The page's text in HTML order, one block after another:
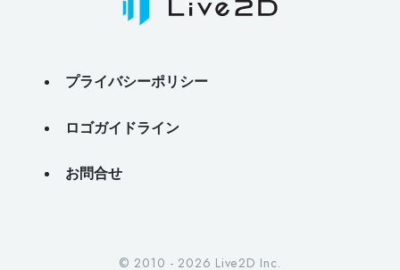
プライバシーポリシー
ロゴガイドライン
お問合せ
© 2010 - 2026 Live2D Inc.